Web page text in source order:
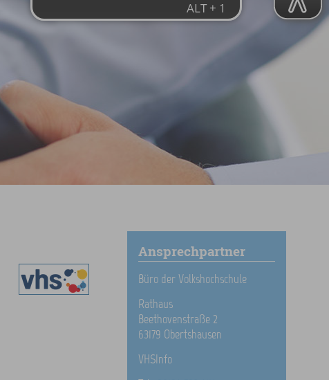
Ansprechpartner
Büro der Volkshochschule
Rathaus
Beethovenstraße 2
63179 Obertshausen
VHSInfo